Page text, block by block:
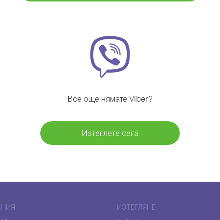
Все още нямате Viber?
Изтеглете сега
ИЗТЕГЛЯНЕ